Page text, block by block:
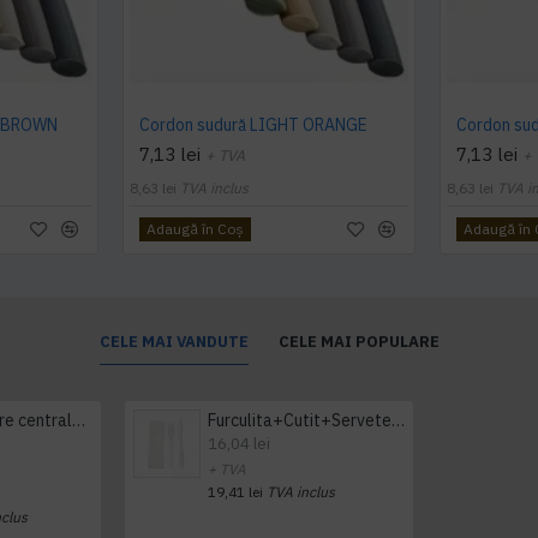
Cordon sudură LIGHT ORANGE
7,13 lei + TVA
8,63 lei TVA inclus
Adaugă în Coş
Cordon
7,13 lei +
8,63 lei TVA
Adaugă în
CELE MAI VANDUTE CELE MAI POPULARE
Prosop derulare centrala 1 pliu, 300 m Tork Furculita+Cutit+Servetel 100buc/set
16,04 lei
+ TVA
19,41 lei TVA inclus